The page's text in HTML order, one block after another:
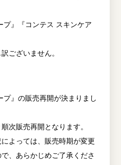
プ』『コンテス スキンケア
ございません。
プ』の販売再開が決まりまし
次販売再開となります。
よっては、販売時期が変更
、あらかじめご了承くださ